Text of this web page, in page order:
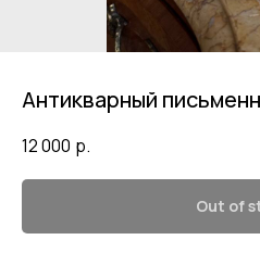
Антикварный
12 000 р.
Out of